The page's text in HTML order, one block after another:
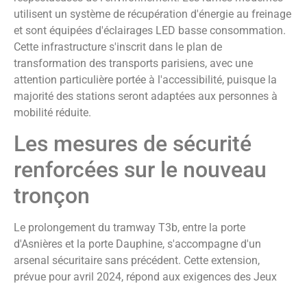
utilisent un système de récupération d'énergie au freinage
et sont équipées d'éclairages LED basse consommation.
Cette infrastructure s'inscrit dans le plan de
transformation des transports parisiens, avec une
attention particulière portée à l'accessibilité, puisque la
majorité des stations seront adaptées aux personnes à
mobilité réduite.
Les mesures de sécurité
renforcées sur le nouveau
tronçon
Le prolongement du tramway T3b, entre la porte
d'Asnières et la porte Dauphine, s'accompagne d'un
arsenal sécuritaire sans précédent. Cette extension,
prévue pour avril 2024, répond aux exigences des Jeux